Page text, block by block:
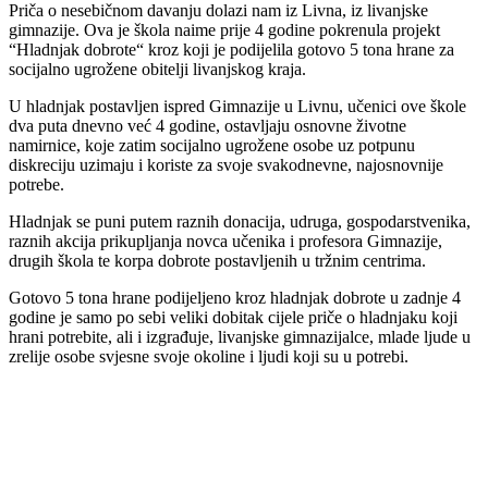
Priča o nesebičnom davanju dolazi nam iz Livna, iz livanjske
gimnazije. Ova je škola naime prije 4 godine pokrenula projekt
“Hladnjak dobrote“ kroz koji je podijelila gotovo 5 tona hrane za
socijalno ugrožene obitelji livanjskog kraja.
U hladnjak postavljen ispred Gimnazije u Livnu, učenici ove škole
dva puta dnevno već 4 godine, ostavljaju osnovne životne
namirnice, koje zatim socijalno ugrožene osobe uz potpunu
diskreciju uzimaju i koriste za svoje svakodnevne, najosnovnije
potrebe.
Hladnjak se puni putem raznih donacija, udruga, gospodarstvenika,
raznih akcija prikupljanja novca učenika i profesora Gimnazije,
drugih škola te korpa dobrote postavljenih u tržnim centrima.
Gotovo 5 tona hrane podijeljeno kroz hladnjak dobrote u zadnje 4
godine je samo po sebi veliki dobitak cijele priče o hladnjaku koji
hrani potrebite, ali i izgrađuje, livanjske gimnazijalce, mlade ljude u
zrelije osobe svjesne svoje okoline i ljudi koji su u potrebi.